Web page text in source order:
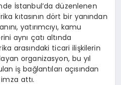
İstanbul’da düzenlenen
kıtasının dört bir yanından
yatırımcıyı, kamu
aynı çatı altında
arasındaki ticari ilişkilerin
organizasyon, bu yıl
iş bağlantıları açısından
attı.